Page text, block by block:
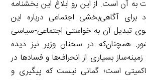
به آن است. از این رو ابلاغ این بخشنامه
برای آگاهی‌بخشی اجتماعی درباره این
تبدیل آن به خواستی اجتماعی-سیاسی
همچنان‌که در سخنان وزیر نیز دیده
بسیاری از انحراف‌ها و فساد‌ها در
است؛ گمانی نیست که پیگیری و